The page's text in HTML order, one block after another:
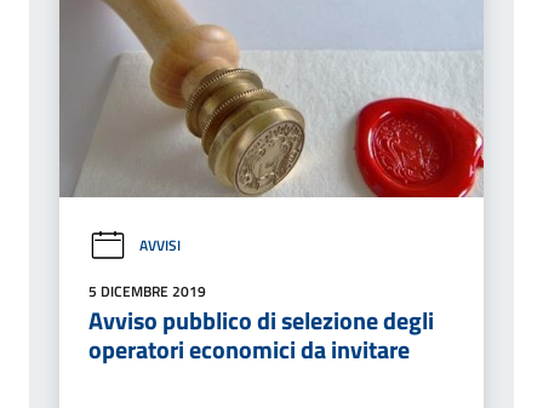
AVVISI
5 DICEMBRE 2019
Avviso pubblico di selezione degli
operatori economici da invitare